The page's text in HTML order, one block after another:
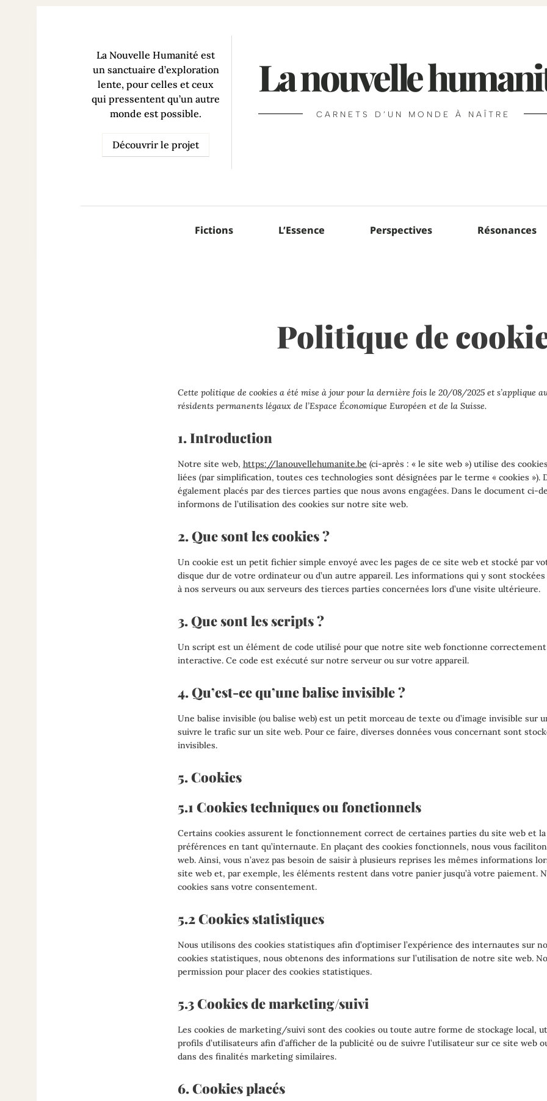
La Nouvelle Humanité est
un sanctuaire d’exploration
lente, pour celles et ceux
qui pressentent qu’un autre
monde est possible.
Découvrir le projet
La nouvelle
CARNETS D’UN MONDE À NAÎTRE
Fictions L’Essence Perspectives Résonances
Politique de
Cette politique de cookies a été mise à jour pour la dernière fois le 20/08/2025 et s’applique
résidents permanents légaux de l’Espace Économique Européen et de la Suisse.
1. Introduction
Notre site web, https://lanouvellehumanite.be (ci-après : « le site web ») utilise des
liées (par simplification, toutes ces technologies sont désignées par le terme « cookies »).
également placés par des tierces parties que nous avons engagées. Dans le document ci-
informons de l’utilisation des cookies sur notre site web.
2. Que sont les cookies ?
Un cookie est un petit fichier simple envoyé avec les pages de ce site web et stocké par
disque dur de votre ordinateur ou d’un autre appareil. Les informations qui y sont
à nos serveurs ou aux serveurs des tierces parties concernées lors d’une visite ultérieure.
3. Que sont les scripts ?
Un script est un élément de code utilisé pour que notre site web fonctionne
interactive. Ce code est exécuté sur notre serveur ou sur votre appareil.
4. Qu’est-ce qu’une balise invisible ?
Une balise invisible (ou balise web) est un petit morceau de texte ou d’image invisible sur
suivre le trafic sur un site web. Pour ce faire, diverses données vous concernant sont
invisibles.
5. Cookies
5.1 Cookies techniques ou fonctionnels
Certains cookies assurent le fonctionnement correct de certaines parties du site web et
préférences en tant qu’internaute. En plaçant des cookies fonctionnels, nous vous
web. Ainsi, vous n’avez pas besoin de saisir à plusieurs reprises les mêmes informations
site web et, par exemple, les éléments restent dans votre panier jusqu’à votre paiement.
cookies sans votre consentement.
5.2 Cookies statistiques
Nous utilisons des cookies statistiques afin d’optimiser l’expérience des internautes sur
cookies statistiques, nous obtenons des informations sur l’utilisation de notre site web.
permission pour placer des cookies statistiques.
5.3 Cookies de marketing/suivi
Les cookies de marketing/suivi sont des cookies ou toute autre forme de stockage local,
profils d’utilisateurs afin d’afficher de la publicité ou de suivre l’utilisateur sur ce site web
dans des finalités marketing similaires.
6. Cookies placés